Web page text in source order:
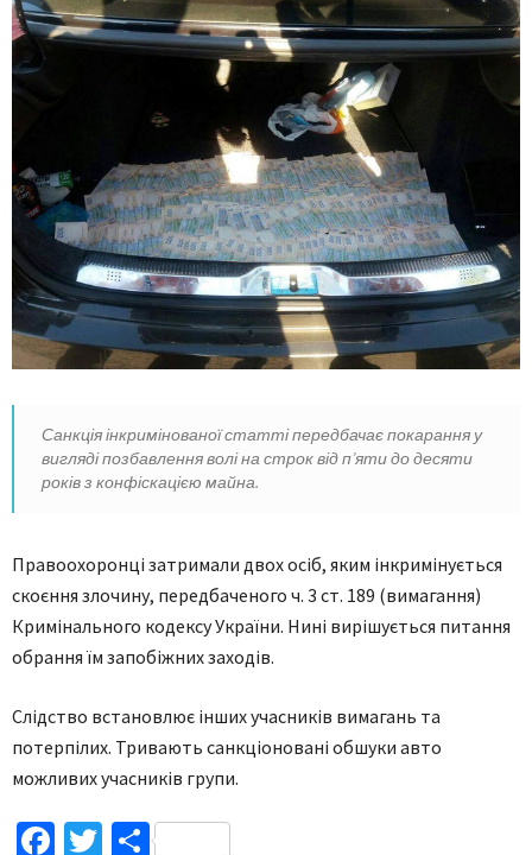
Санкція інкримінованої статті передбачає покарання у
вигляді позбавлення волі на строк від п’яти до десяти
років з конфіскацією майна.
Правоохоронці затримали двох осіб, яким інкримінується
скоєння злочину, передбаченого ч. 3 ст. 189 (вимагання)
Кримінального кодексу України. Нині вирішується питання
обрання їм запобіжних заходів.
Слідство встановлює інших учасників вимагань та
потерпілих. Тривають санкціоновані обшуки авто
можливих учасників групи.
Facebook
TwitterПоділитися